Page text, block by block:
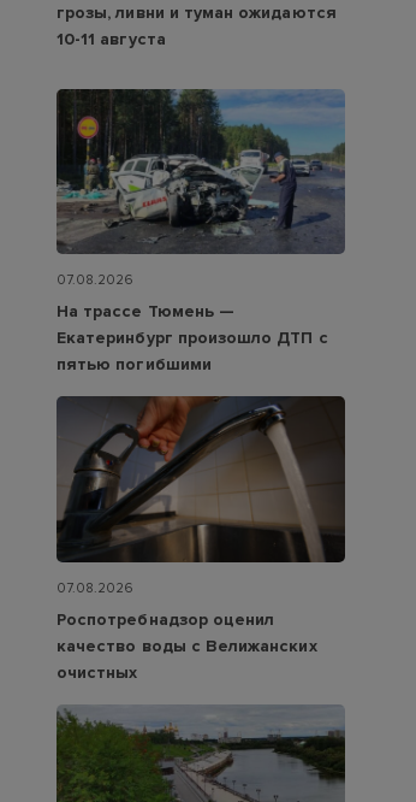
грозы, ливни и туман ожидаются
10-11 августа
07.08.2026
На трассе Тюмень —
Екатеринбург произошло ДТП с
пятью погибшими
07.08.2026
Роспотребнадзор оценил
качество воды с Велижанских
очистных